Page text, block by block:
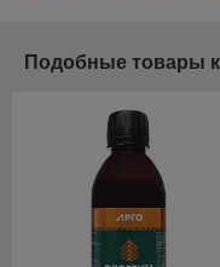
Подобные товары